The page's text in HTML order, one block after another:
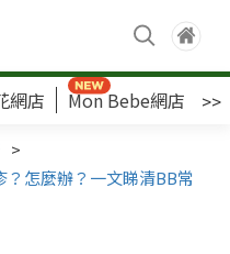
網店 Mon Bebe網店 >>
>
怎麼辦？一文睇清BB常